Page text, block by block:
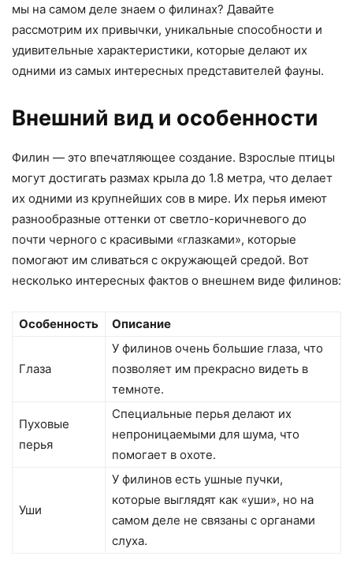
мы на самом деле знаем о филинах? Давайте
рассмотрим их привычки, уникальные способности и
удивительные характеристики, которые делают их
одними из самых интересных представителей фауны.
Внешний вид и особенности
Филин — это впечатляющее создание. Взрослые птицы
могут достигать размах крыла до 1.8 метра, что делает
их одними из крупнейших сов в мире. Их перья имеют
разнообразные оттенки от светло-коричневого до
почти черного с красивыми «глазками», которые
помогают им сливаться с окружающей средой. Вот
несколько интересных фактов о внешнем виде филинов:
Особенность Описание
Глаза
У филинов очень большие глаза, что
позволяет им прекрасно видеть в
темноте.
Пуховые
перья
Специальные перья делают их
непроницаемыми для шума, что
помогает в охоте.
Уши
У филинов есть ушные пучки,
которые выглядят как «уши», но на
самом деле не связаны с органами
слуха.